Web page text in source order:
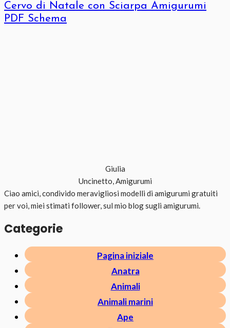
Cervo di Natale con Sciarpa Amigurumi
PDF Schema
Giulia
Uncinetto, Amigurumi
Ciao amici, condivido meravigliosi modelli di amigurumi gratuiti
per voi, miei stimati follower, sul mio blog sugli amigurumi.
Categorie
Pagina iniziale
Anatra
Animali
Animali marini
Ape